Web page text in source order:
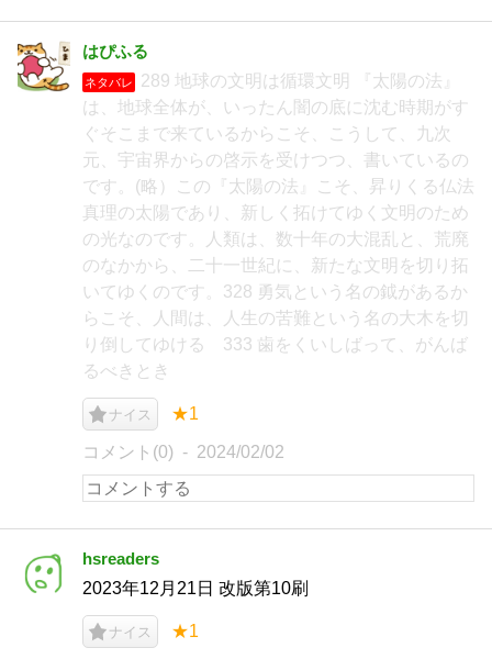
はぴふる
ネタバレ
289 地球の文明は循環文明 『太陽の法』
は、地球全体が、いったん闇の底に沈む時期がす
ぐそこまで来ているからこそ、こうして、九次
元、宇宙界からの啓示を受けつつ、書いているの
です。(略）この『太陽の法』こそ、昇りくる仏法
真理の太陽であり、新しく拓けてゆく文明のため
の光なのです。人類は、数十年の大混乱と、荒廃
のなかから、二十一世紀に、新たな文明を切り拓
いてゆくのです。328 勇気という名の鉞があるか
らこそ、人間は、人生の苦難という名の大木を切
り倒してゆける 333 歯をくいしばって、がんば
るべきとき
ナイス ★1
コメント(0) 2024/02/02
hsreaders
2023年12月21日 改版第10刷
ナイス ★1